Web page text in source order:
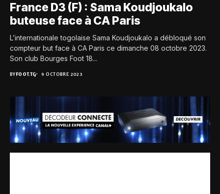
France D3 (F) : Sama Koudjoukalo
buteuse face à CA Paris
L’internationale togolaise Sama Koudjoukalo a débloqué son
compteur but face à CA Paris ce dimanche 08 octobre 2023.
Son club Bourges Foot 18...
BYFOOT.TG 9 OCTOBRE 2023